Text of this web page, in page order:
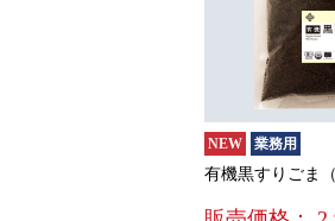
NEW 業務用
有機黒すりごま（